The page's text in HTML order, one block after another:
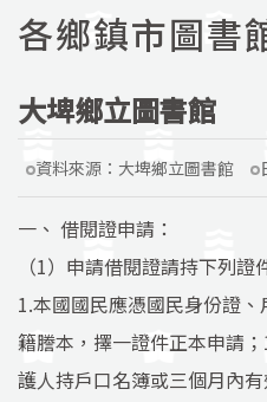
各鄉鎮市圖書
大埤鄉立圖書館
資料來源： 大埤鄉立圖書館
一、 借閱證申請：
（1）申請借閱證請持下列證
1.本國國民應憑國民身份證
籍謄本，擇一證件正本申請
護人持戶口名簿或三個月內